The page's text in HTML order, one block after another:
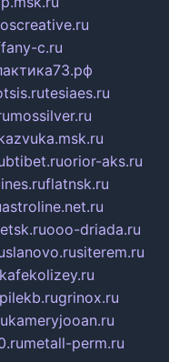
c.ru
tesiaes.ru
mossilver.ru
orior-aks.ru
flatnsk.ru
astroline.net.ru
ooo-driada.ru
siterem.ru
kafekolizey.ru
grinox.ru
kameryjooan.ru
metall-perm.ru